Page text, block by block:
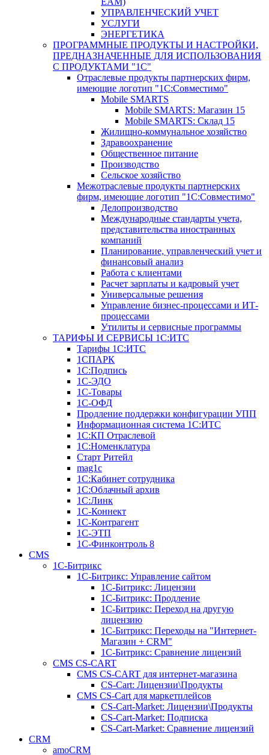
УПРАВЛЕНЧЕСКИЙ УЧЕТ
УСЛУГИ
ЭНЕРГЕТИКА
ПРОГРАММНЫЕ ПРОДУКТЫ И НАСТРОЙКИ,
ПРЕДНАЗНАЧЕННЫЕ ДЛЯ ИСПОЛЬЗОВАНИЯ
С ПРОДУКТАМИ "1С"
Отраслевые продукты партнерских фирм,
имеющие логотип "1С:Совместимо"
Mobile SMARTS
Mobile SMARTS: Магазин 15
Mobile SMARTS: Склад 15
Жилищно-коммунальное хозяйство
Здравоохранение
Общественное питание
Производство
Сельское хозяйство
Межотраслевые продукты партнерских
фирм, имеющие логотип "1С:Совместимо"
Делопроизводство
Международные стандарты учета,
представительства иностранных
компаний
Планирование, управленческий учет и
финансовый анализ
Работа с клиентами
Расчет зарплаты и кадровый учет
Универсальные решения
Управление бизнес-процессами и ИТ-
процессами
Утилиты и сервисные программы
ТАРИФЫ И СЕРВИСЫ 1С:ИТС
Тарифы 1С:ИТС
1СПАРК
1С:Подпись
1С-ЭДО
1С-Товары
1С-ОФД
Продление поддержки конфигурации УПП
Информационная система 1С:ИТС
1С:КП Отраслевой
1С:Номенклатура
Старт Ритейл
mag1c
1С:Кабинет сотрудника
1С:Облачный архив
1С:Линк
1С-Коннект
1С-Контрагент
1С-ЭТП
1С-Финконтроль 8
CMS
1С-Битрикс
1С-Битрикc: Управление сайтом
1С-Битрикc: Лицензии
1С-Битрикc: Продление
1С-Битрикc: Переход на другую
лицензию
1С-Битрикc: Переходы на "Интернет-
Магазин + CRM"
1С-Битрикс: Сравнение лицензий
CMS CS-CART
CMS CS-CART для интернет-магазина
CS-Cart: Лицензии\Продукты
CMS CS-Cart для маркетплейсов
CS-Cart-Market: Лицензии\Продукты
CS-Cart-Market: Подписка
CS-Cart-Market: Сравнение лицензий
CRM
amoCRM